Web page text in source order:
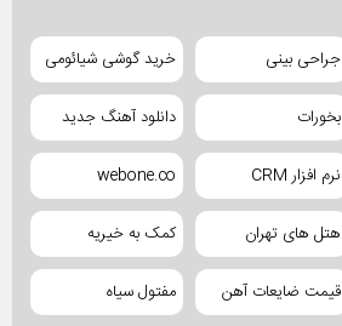
جراحی بینی خرید گوشی شیائومی
بخورات دانلود آهنگ جدید
نرم افزار CRM webone.co
هتل های تهران کمک به خیریه
قیمت ضایعات آهن مفتول سیاه